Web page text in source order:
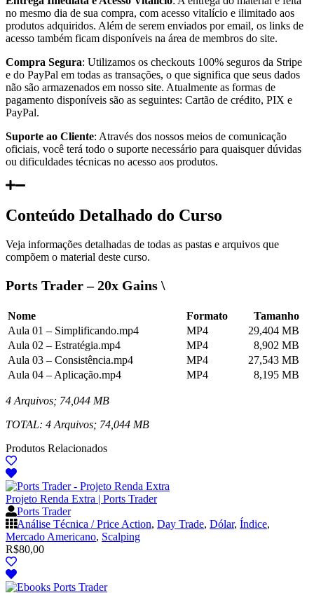
no mesmo dia de sua compra, com acesso vitalício e ilimitado aos
produtos adquiridos. Além de serem enviados por email, os links de
acesso também ficam disponíveis na área de membros do site.
Compra Segura: Utilizamos os checkouts 100% seguros da Stripe
e do PayPal em todas as transações, o que significa que seus dados
não são armazenados em nosso site. Atualmente as formas de
pagamento disponíveis são as seguintes: Cartão de crédito, PIX e
PayPal.
Suporte ao Cliente: Através dos nossos meios de comunicação
oficiais, você terá todo o suporte necessário para quaisquer dúvidas
ou dificuldades técnicas no acesso aos produtos.
Conteúdo Detalhado do Curso
Veja informações detalhadas de todas as pastas e arquivos que
compõem o material deste curso.
Ports Trader – 20x Gains \
Nome Formato
Tamanho
Aula 01 – Simplificando.mp4
MP4
29,404 MB
Aula 02 – Estratégia.mp4
MP4
8,902 MB
Aula 03 – Consistência.mp4
MP4
27,543 MB
Aula 04 – Aplicação.mp4
MP4 8,195 MB
4 Arquivos; 74,044 MB
TOTAL: 4 Arquivos; 74,044 MB
Produtos Relacionados
Projeto Renda Extra | Ports Trader
Ports Trader
Análise Técnica / Price Action, Day Trade, Dólar, Índice,
Mercado Americano, Scalping
R$80,00